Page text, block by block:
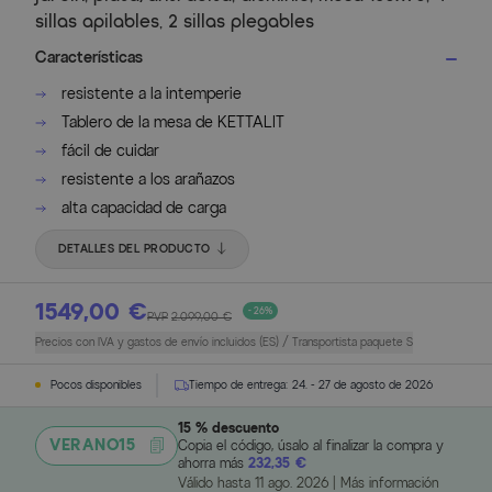
sillas apilables, 2 sillas plegables
Características
resistente a la intemperie
Tablero de la mesa de KETTALIT
fácil de cuidar
resistente a los arañazos
alta capacidad de carga
DETALLES DEL PRODUCTO
1549,00 €PVP 2.099,00 € - 26%
Precios con IVA y gastos de envío incluidos (ES) / Transportista paquete S
Pocos disponibles Tiempo de entrega: 24. - 27 de agosto de 2026
VERANO15
15 % descuento
Copia el código, úsalo al finalizar la compra y
ahorra más 232,35 €
Válido hasta 11 ago. 2026| Más información